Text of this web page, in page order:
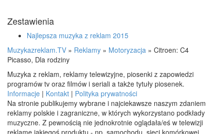
Zestawienia
Najlepsza muzyka z reklam 2015
Muzykazreklam.TV » Reklamy » Motoryzacja » Citroen: C4
Picasso, Dla rodziny
Muzyka z reklam, reklamy telewizyjne, piosenki z zapowiedzi
programów tv oraz filmów i seriali a także tytuły piosenek.
Informacje | Kontakt | Polityka prywatności
Na stronie publikujemy wybrane i najciekawsze naszym zdaniem
reklamy polskie i zagraniczne, w których wykorzystano podkłady
muzyczne. Z pewnością nie jednokrotnie oglądała/eś w telewizji